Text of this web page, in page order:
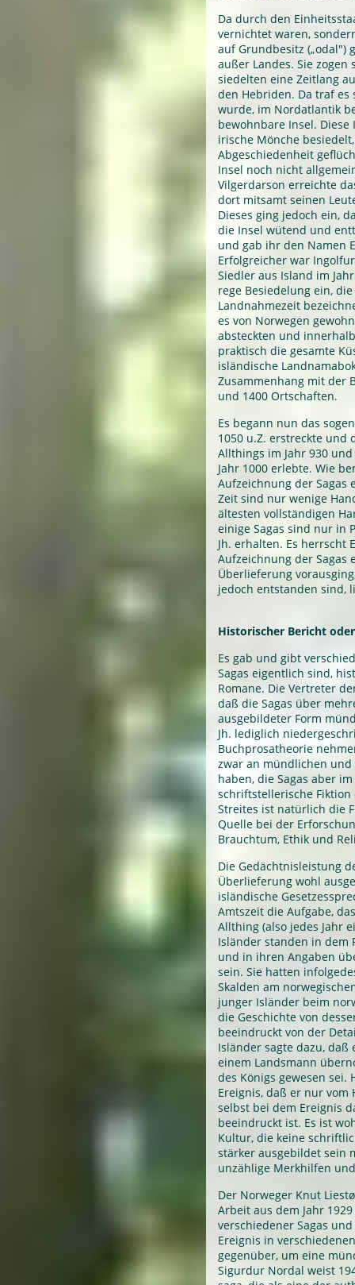
Da durch den
vernichtet waren,
auf Grundbesitz („odal")
außer Landes. Sie zogen
siedelten eine Zeitlang
den Hebriden. Da traf es
wurde, im Nordatlantik
bewohnbare Insel.
irische Mönche
Abgeschiedenheit
Insel noch nicht
Vilgerdarson erreichte
dort mitsamt seinen
Dieses ging jedoch ein,
die Insel wütend und
und gab ihr den Namen
Erfolgreicher war
Siedler aus Island im
rege Besiedelung ein,
Landnahmezeit
es von Norwegen
absteckten und
praktisch die gesamte
isländische
Zusammenhang mit der
und 1400 Ortschaften.
Es begann nun das
1050 u.Z. erstreckte und
Allthings im Jahr 930
Jahr 1000 erlebte. Wie
Aufzeichnung der Sagas
Zeit sind nur wenige
ältesten vollständigen
einige Sagas sind nur in
Jh. erhalten. Es herrscht
Aufzeichnung der Sagas
Überlieferung
jedoch entstanden sind,
Historischer Bericht
Es gab und gibt
Sagas eigentlich sind,
Romane. Die Vertreter
daß die Sagas über
ausgebildeter Form
Jh. lediglich
Buchprosatheorie
zwar an mündlichen
haben, die Sagas aber
schriftstellerische
Streites ist natürlich die
Quelle bei der
Brauchtum, Ethik und
Die Gedächtnisleistung
Überlieferung wohl
isländische
Amtszeit die Aufgabe,
Allthing (also jedes Jahr
Isländer standen in dem
und in ihren Angaben
sein. Sie hatten
Skalden am
junger Isländer beim
die Geschichte von
beeindruckt von der
Isländer sagte dazu,
einem Landsmann
des Königs gewesen sei.
Ereignis, daß er nur vom
selbst bei dem Ereignis
beeindruckt ist. Es ist
Kultur, die keine
stärker ausgebildet sein
unzählige Merkhilfen
Der Norweger Knut
Arbeit aus dem Jahr
verschiedener Sagas
Ereignis in
gegenüber, um eine
Sigurdur Nordal weist